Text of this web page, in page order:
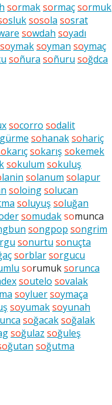
sormaksormaçsormuk
sluksosola sosrat
sowdah soyadı
soymaksoyman soymaç
soñura soñuru soğdca
socorro sodalit
gürme sohanaksohariç
karıçsokarış sokemek
sokulum sokuluş
lanin solanum solapur
soloingsolucan
soluyuş soluğan
somudaksomunca
songpop songrim
sonurtu sonuçta
sorblarsorgucu
sorumuksorunca
soutelo sovalak
soyluersoymaça
soyumaksoyunah
soğacaksoğalak
soğulaz soğuleş
ğutan soğutma